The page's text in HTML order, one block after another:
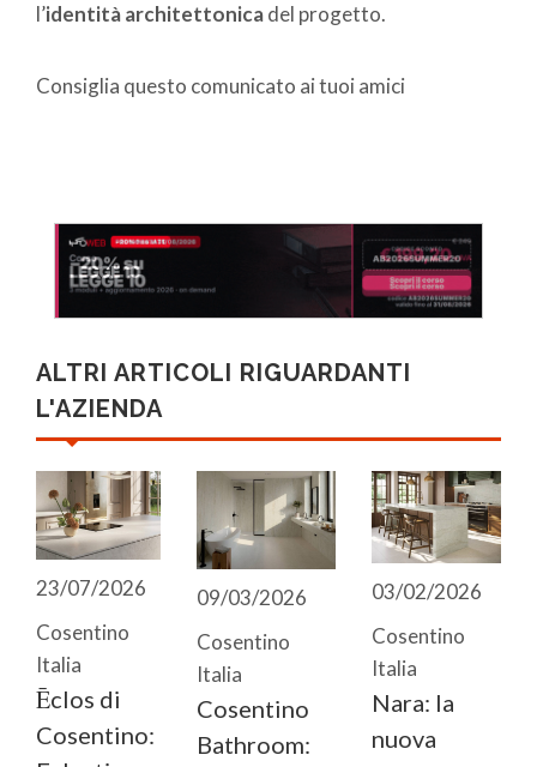
l’identità architettonicadel progetto.
Consiglia questo comunicato ai tuoi amici
ALTRI ARTICOLI RIGUARDANTI
L'AZIENDA
23/07/2026
Cosentino
Italia
Ēclos di
Cosentino:
09/03/2026
Cosentino
Italia
Cosentino
Bathroom:
03/02/2026
Cosentino
Italia
Nara: la
nuova